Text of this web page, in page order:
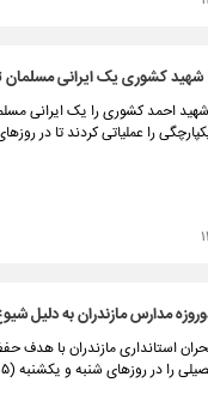
شهید کشوری یک ایرانی مسلمان
شهید احمد کشوری را یک ایرانی
را عملیاتی کردند تا در
مدارس مازندران به دلیل شیوع
استانداری مازندران با هدف
شنبه و یکشنبه (۱۵ و ۱۶ آذر) به صورت آنلاین برگزار می‌کند.